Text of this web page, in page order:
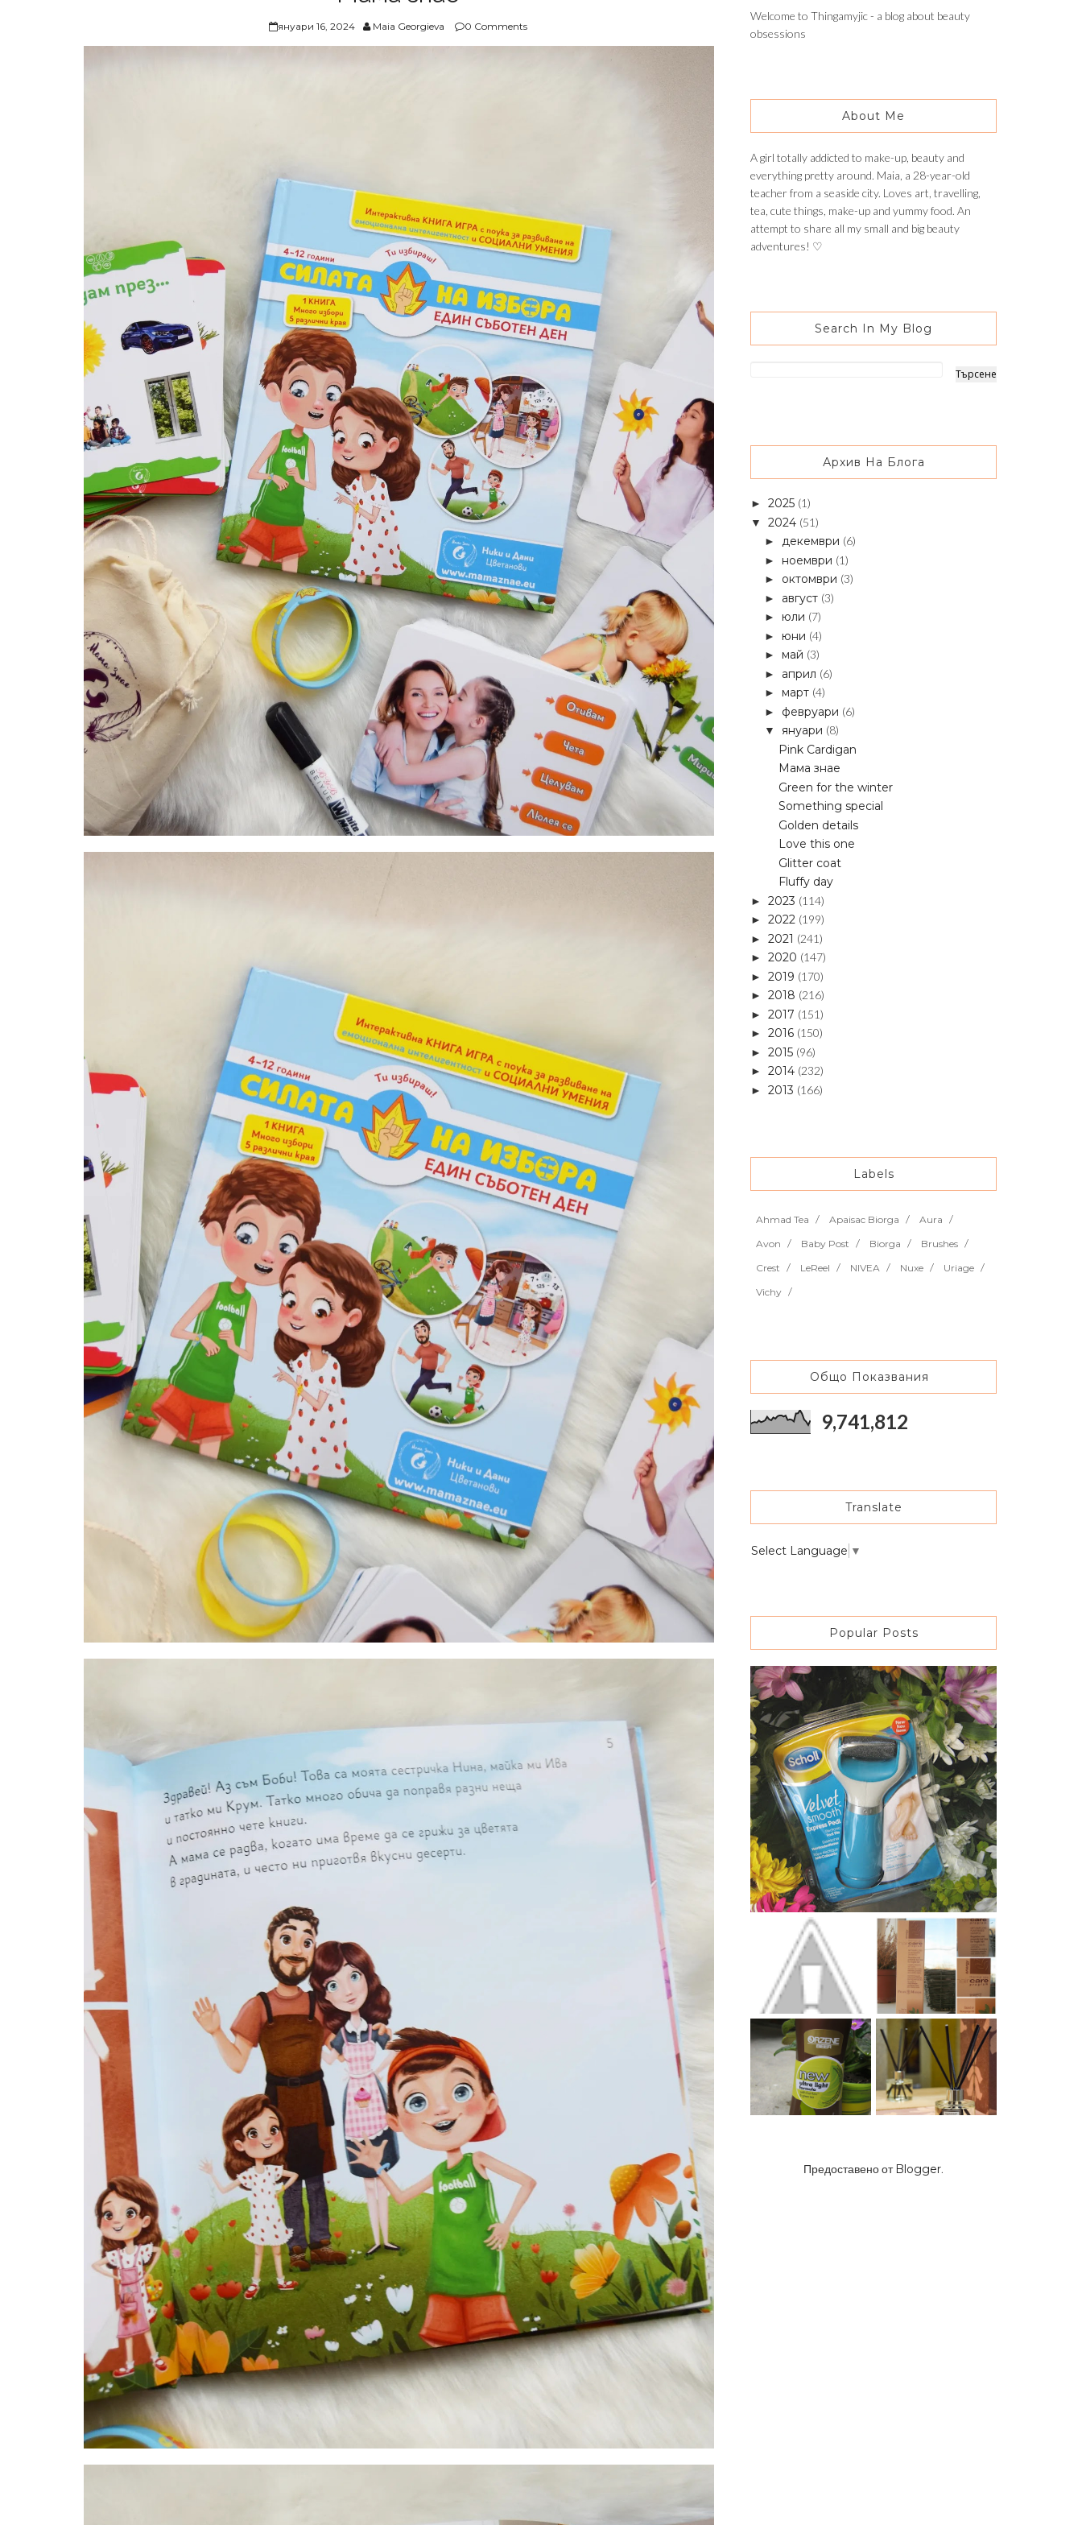
януари 16, 2024 Maia Georgieva 0 Comments
Welcome to Thingamyjic - a blog about beauty
obsessions
About Me
A girl totally addicted to make-up, beauty and
everything pretty around. Maia, a 28-year-old
teacher from a seaside city. Loves art, travelling,
tea, cute things, make-up and yummy food. An
attempt to share all my small and big beauty
adventures! ♡
Search In My Blog
Архив На Блога
► 2025 (1)
▼ 2024 (51)
► декември (6)
► ноември (1)
► октомври (3)
► август (3)
► юли (7)
► юни (4)
► май (3)
► април (6)
► март (4)
► февруари (6)
▼ януари (8)
Pink Cardigan
Мама знае
Green for the winter
Something special
Golden details
Love this one
Glitter coat
Fluffy day
► 2023 (114)
► 2022 (199)
► 2021 (241)
► 2020 (147)
► 2019 (170)
► 2018 (216)
► 2017 (151)
► 2016 (150)
► 2015 (96)
► 2014 (232)
► 2013 (166)
Labels
Ahmad Tea Apaisac Biorga
Aura
Avon
Baby Post Biorga
Brushes
Crest
LeReel NIVEA Nuxe
Uriage
Vichy
Общо Показвания
9,741,812
Translate
Select Language ▼
Popular Posts
Предоставено от Blogger.